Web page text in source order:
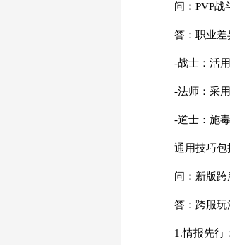
问：PVP战
答：职业差
-战士：活
-法师：采
-道士：施
通用技巧包
问：新版跨
答：跨服玩
1.情报先行